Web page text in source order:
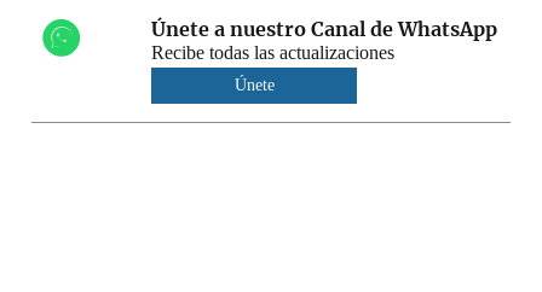
Únete a nuestro Canal de WhatsApp
Recibe todas las actualizaciones
Únete